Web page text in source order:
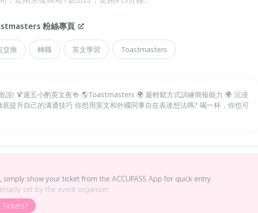
粉絲專頁
交換 轉職 英文學習 Toastmasters
說! 🍹週五小酌英文夜🍻 🌎Toastmasters 🌍 最輕鬆方式訓練簡報能力 🌍 沉浸
提升自己的溝通技巧 你想用英文和外國同事自在表達想法嗎? 喝一杯，你也可
show your ticket from the ACCUPASS App for quick entry.
set by the event organizer.